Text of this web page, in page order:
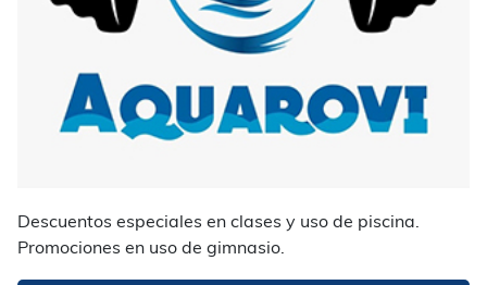
Descuentos especiales en clases y uso de piscina.
Promociones en uso de gimnasio.